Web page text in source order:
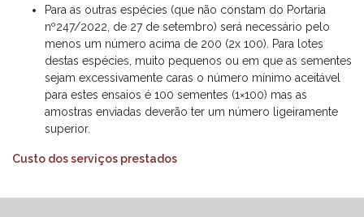
Para as outras espécies (que não constam do Portaria
nº247/2022, de 27 de setembro) será necessário pelo
menos um número acima de 200 (2x 100). Para lotes
destas espécies, muito pequenos ou em que as sementes
sejam excessivamente caras o número mínimo aceitável
para estes ensaios é 100 sementes (1×100) mas as
amostras enviadas deverão ter um número ligeiramente
superior.
Custo dos serviços prestados